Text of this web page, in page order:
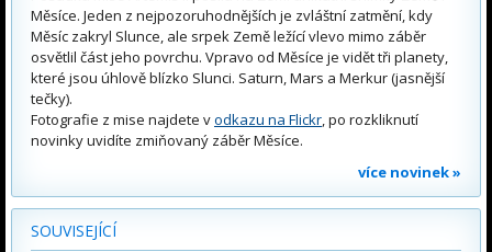
Měsíce. Jeden z nejpozoruhodnějších je zvláštní zatmění, kdy
Měsíc zakryl Slunce, ale srpek Země ležící vlevo mimo záběr
osvětlil část jeho povrchu. Vpravo od Měsíce je vidět tři planety,
které jsou úhlově blízko Slunci. Saturn, Mars a Merkur (jasnější
tečky).
Fotografie z mise najdete vodkazu na Flickr, po rozkliknutí
novinky uvidíte zmiňovaný záběr Měsíce.
více novinek »
SOUVISEJÍCÍ